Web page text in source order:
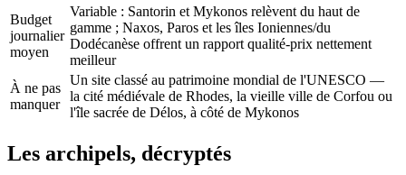
Budget
journalier
moyen
Variable : Santorin et Mykonos relèvent du haut de
gamme ; Naxos, Paros et les îles Ioniennes/du
Dodécanèse offrent un rapport qualité-prix nettement
meilleur
À ne pas
manquer
Un site classé au patrimoine mondial de l'UNESCO —
la cité médiévale de Rhodes, la vieille ville de Corfou ou
l'île sacrée de Délos, à côté de Mykonos
Les archipels, décryptés